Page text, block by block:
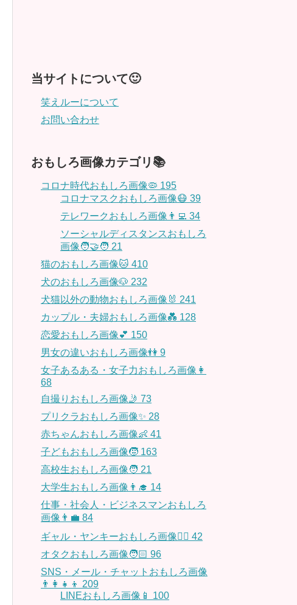
当サイトについて🙂
笑えルーについて
お問い合わせ
おもしろ画像カテゴリ📚
コロナ時代おもしろ画像🦠 195
コロナマスクおもしろ画像😷 39
テレワークおもしろ画像👨‍💻 34
ソーシャルディスタンスおもしろ
画像🧑‍🤝‍🧑 21
猫のおもしろ画像🐱 410
犬のおもしろ画像🐶 232
犬猫以外の動物おもしろ画像🐰 241
カップル・夫婦おもしろ画像💑 128
恋愛おもしろ画像💕 150
男女の違いおもしろ画像👫 9
女子あるある・女子力おもしろ画像👩
68
自撮りおもしろ画像🤳 73
プリクラおもしろ画像✨ 28
赤ちゃんおもしろ画像👶 41
子どもおもしろ画像🧒 163
高校生おもしろ画像🧑 21
大学生おもしろ画像👨‍🎓 14
仕事・社会人・ビジネスマンおもしろ
画像👨‍💼 84
ギャル・ヤンキーおもしろ画像👱‍♀️ 42
オタクおもしろ画像🧑🏻 96
SNS・メール・チャットおもしろ画像
👨‍👩‍👧‍👦 209
LINEおもしろ画像📱 100